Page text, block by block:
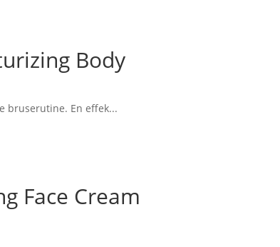
Body
bruserutine. En effek...
Face Cream